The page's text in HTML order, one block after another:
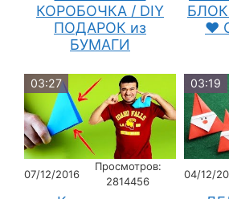
КОРОБОЧКА / DIY
ПОДАРОК из
БУМАГИ
♥
03:27
07/12/2016
Просмотров:
2814456
03:19
04/12/